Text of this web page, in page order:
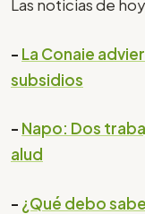
Las noticias de
- La Conaie
subsidios
- Napo: Dos
alud
- ¿Qué debo